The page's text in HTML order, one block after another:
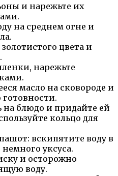
и нарежьте их
на среднем огне и
цвета и
нарежьте
масло на сковороде и
готовности.
на блюдо и придайте ей
кольцо для
вскипятите воду в
уксуса.
и осторожно
воду.